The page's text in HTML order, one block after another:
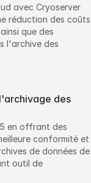
avec Cryoserver
réduction des coûts
que des
l'archive des
des
en offrant des
conformité et
de données de
outil de